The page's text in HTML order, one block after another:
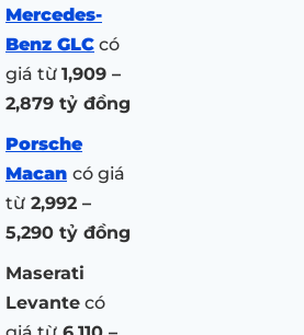
Mercedes-
Benz GLC có
giá từ 1,909 –
2,879 tỷ đồng
Porsche
Macan có giá
từ 2,992 –
5,290 tỷ đồng
Maserati
Levante có